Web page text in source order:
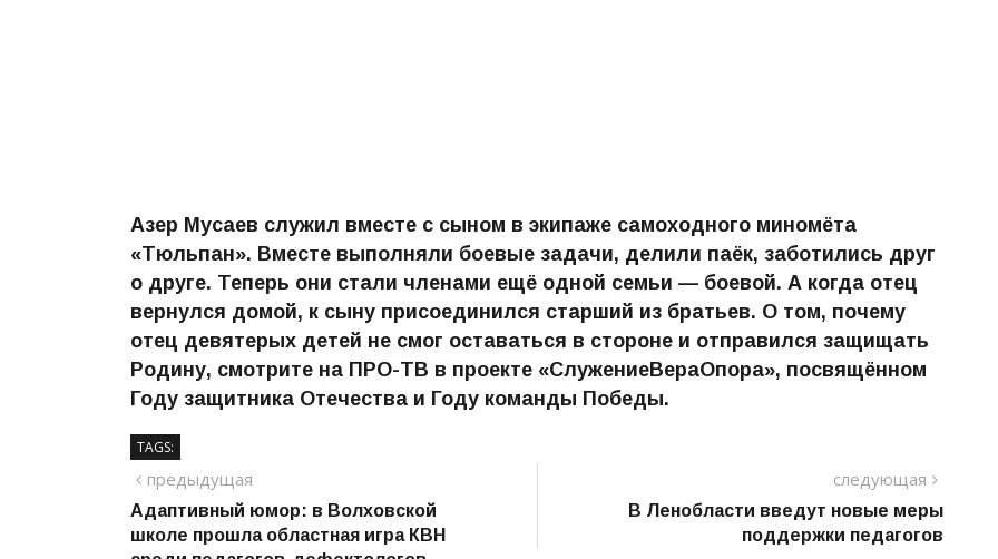
Азер Мусаев служил вместе с сыном в экипаже самоходного миномёта
«Тюльпан». Вместе выполняли боевые задачи, делили паёк, заботились друг
о друге. Теперь они стали членами ещё одной семьи — боевой. А когда отец
вернулся домой, к сыну присоединился старший из братьев. О том, почему
отец девятерых детей не смог оставаться в стороне и отправился защищать
Родину, смотрите на ПРО-ТВ в проекте «СлужениеВераОпора», посвящённом
Году защитника Отечества и Году команды Победы.
TAGS:
Навигация
по
предыдущая
Адаптивный юмор: в Волховской
школе прошла областная игра КВН
следующая
пост
В Ленобласти введут новые меры
поддержки педагогов